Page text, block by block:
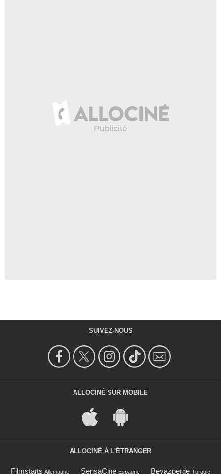
SUIVEZ-NOUS
ALLOCINÉ SUR MOBILE
ALLOCINÉ À L'ÉTRANGER
Filmstarts Allemagne SensaCine Espagne Beyazperde Turquie